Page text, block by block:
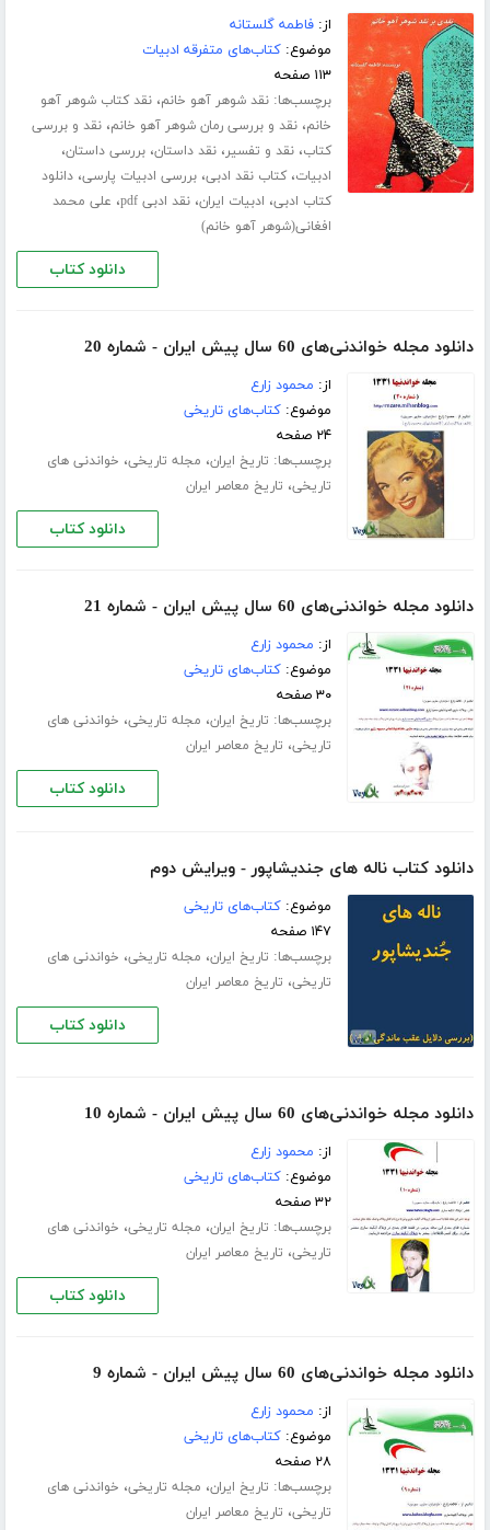
از:فاطمه گلستانه
موضوع:کتاب‌های متفرقه ادبیات
۱۱۳ صفحه
برچسب‌ها:نقد شوهر آهو خانم،نقد کتاب شوهر آهو
خانم،نقد و بررسی رمان شوهر آهو خانم،نقد و بررسی
کتاب،نقد و تفسیر،نقد داستان،بررسی داستان،
ادبیات،کتاب نقد ادبی،بررسی ادبیات پارسی،دانلود
کتاب ادبی، ادبیات ایران،نقد ادبی pdf ، علی محمد
افغانی(شوهر آهو خانم)
دانلود کتاب
دانلود مجله خواندنی‌های 60 سال پیش ایران - شماره 20
از: محمود زارع
موضوع:کتاب‌های تاریخی
۲۴ صفحه
برچسب‌ها: تاریخ ایران، مجله تاریخی، خواندنی های
تاریخی، تاریخ معاصر ایران
دانلود کتاب
دانلود مجله خواندنی‌های 60 سال پیش ایران - شماره 21
از: محمود زارع
موضوع:کتاب‌های تاریخی
۳۰ صفحه
برچسب‌ها: تاریخ ایران، مجله تاریخی، خواندنی های
تاریخی، تاریخ معاصر ایران
دانلود کتاب
دانلود کتاب ناله های جندیشاپور - ویرایش دوم
موضوع:کتاب‌های تاریخی
۱۴۷ صفحه
برچسب‌ها: تاریخ ایران، مجله تاریخی، خواندنی های
تاریخی، تاریخ معاصر ایران
دانلود کتاب
دانلود مجله خواندنی‌های 60 سال پیش ایران - شماره 10
از: محمود زارع
موضوع:کتاب‌های تاریخی
۳۲ صفحه
برچسب‌ها: تاریخ ایران، مجله تاریخی، خواندنی های
تاریخی، تاریخ معاصر ایران
دانلود کتاب
دانلود مجله خواندنی‌های 60 سال پیش ایران - شماره 9
از: محمود زارع
موضوع:کتاب‌های تاریخی
۲۸ صفحه
برچسب‌ها: تاریخ ایران، مجله تاریخی، خواندنی های
تاریخی، تاریخ معاصر ایران